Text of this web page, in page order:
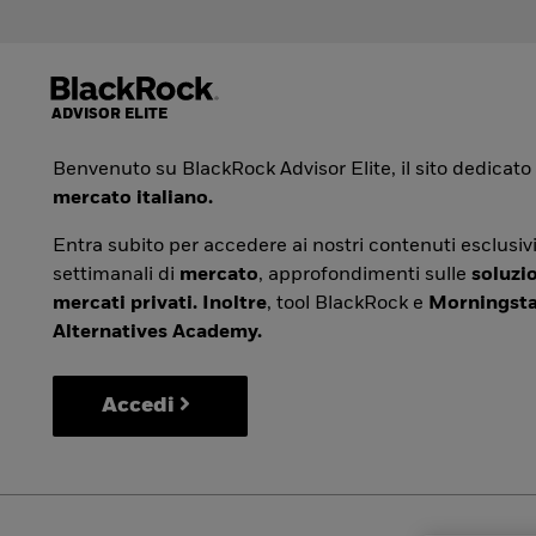
Benvenuto su BlackRock Advisor Elite, il sito dedicato
mercato italiano.
Entra subito per accedere ai nostri contenuti
settimanali di mercato, approfondimenti sulle
mercati privati. Inoltre, tool BlackRock e
Alternatives Academy.
Accedi